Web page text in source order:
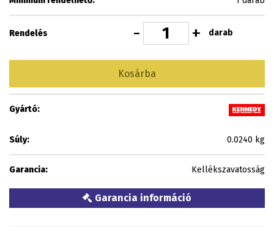
Rendelés - + darab
Kosárba
Gyártó:
Súly: 0.0240 kg
Garancia: Kellékszavatosság
Garancia információ